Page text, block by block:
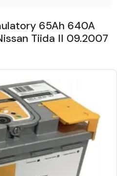
65Ah 640A
Tiida II 09.2007